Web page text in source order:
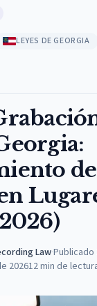
LEYES DE GEORGIA
Law·Publicado
202612min de